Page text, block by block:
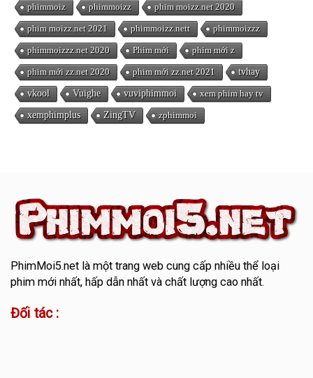
phimmoiz phimmoizz phim moizz.net 2020
phim moizz.net 2021 phimmoizz.nett phimmoizzz
phimmoizzz.net 2020 Phim mới phim mới z
phim mới zz.net 2020 phim mới zz.net 2021 tvhay
vkool Vuighe vuviphimmoi xem phim hay tv
xemphimplus ZingTV zphimmoi
PhimMoi5.netlà một trang web cung cấp nhiều thể loại
phim mới nhất, hấp dẫn nhất và chất lượng cao nhất.
Đối tác :